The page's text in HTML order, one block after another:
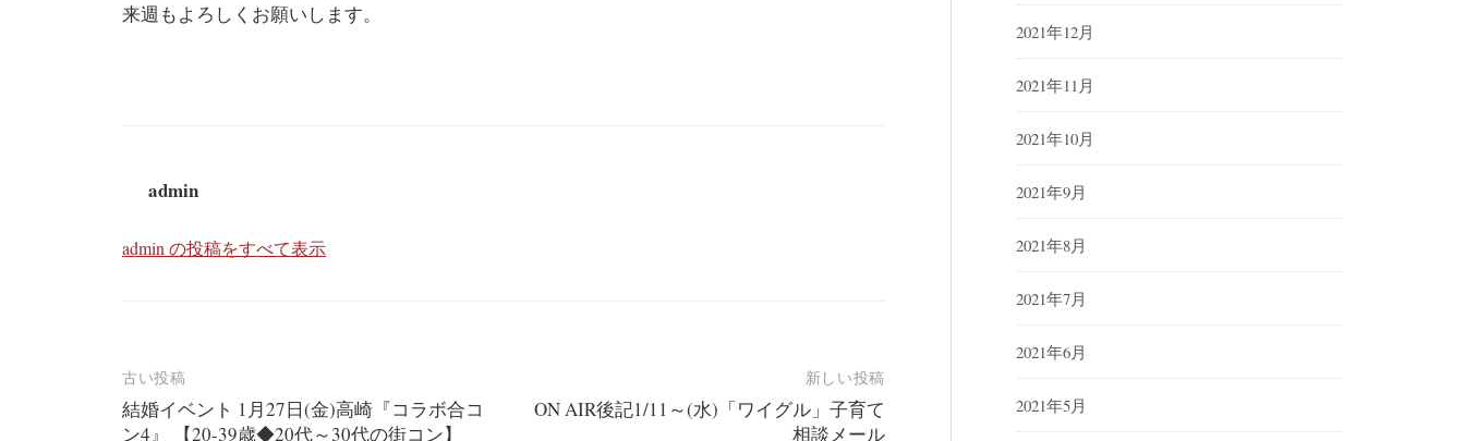
来週もよろしくお願いします。
admin
admin の投稿をすべて表示
投
稿
古い投稿
結婚イベント 1月27日(金)高崎『コラボ合コ
ン4』 【20-39歳◆20代～30代の街コン】
新しい投稿
ON AIR後記1/11～(水)「ワイグル」子育て
相談メール
2021年12月
2021年11月
2021年10月
2021年9月
2021年8月
2021年7月
2021年6月
2021年5月